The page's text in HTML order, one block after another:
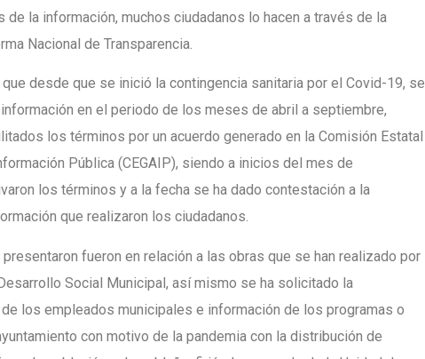
la información, muchos ciudadanos lo hacen a través de la
Nacional de Transparencia.
desde que se inició la contingencia sanitaria por el Covid-19, se
en el periodo de los meses de abril a septiembre,
los términos por un acuerdo generado en la Comisión Estatal
Pública (CEGAIP), siendo a inicios del mes de
los términos y a la fecha se ha dado contestación a la
que realizaron los ciudadanos.
fueron en relación a las obras que se han realizado por
Social Municipal, así mismo se ha solicitado la
los empleados municipales e información de los programas o
con motivo de la pandemia con la distribución de